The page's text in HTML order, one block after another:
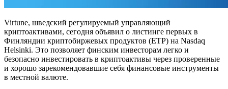
Virtune, шведский регулируемый управляющий
криптоактивами, сегодня объявил о листинге первых в
Финляндии криптобиржевых продуктов (ETP) на Nasdaq
Helsinki. Это позволяет финским инвесторам легко и
безопасно инвестировать в криптоактивы через проверенные
и хорошо зарекомендовавшие себя финансовые инструменты
в местной валюте.